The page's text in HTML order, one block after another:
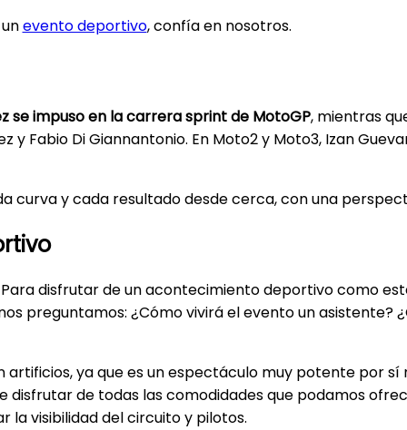
evento deportivo, confía en nosotros.
se impuso en la carrera sprint de MotoGP, mientras
y Fabio Di Giannantonio. En Moto2 y Moto3, Izan
curva y cada resultado desde cerca, con una
disfrutar de un acontecimiento deportivo como
preguntamos: ¿Cómo vivirá el evento un asistente?
ya que es un espectáculo muy potente por sí
disfrutar de todas las comodidades que podamos
la visibilidad del circuito y pilotos.